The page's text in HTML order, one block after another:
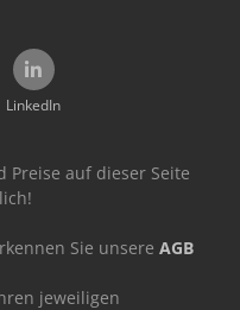
LinkedIn
Preise auf dieser Seite
Sie unsere AGB
jeweiligen